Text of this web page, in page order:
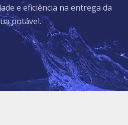
e eficiência na entrega da
potável.